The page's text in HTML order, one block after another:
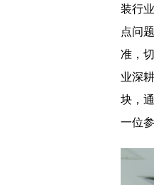
装行
点问
准，
业深
块，
一位